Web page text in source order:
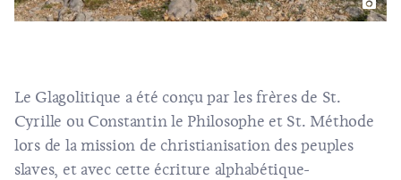
Le Glagolitique a été conçu par les frères de St.
Cyrille ou Constantin le Philosophe et St. Méthode
lors de la mission de christianisation des peuples
slaves, et avec cette écriture alphabétique-